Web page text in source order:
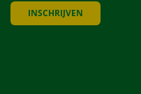
INSCHRIJVEN